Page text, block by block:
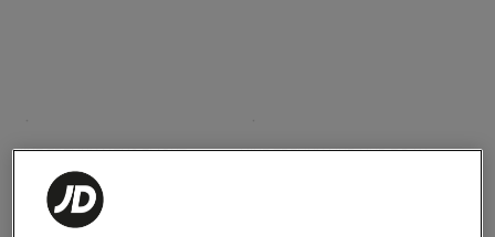
NIKE TRENKY MENS FLIGHT
COTTON ESST 3PK BB
40,00 €
NIKE TRENKY NHB NHB E DAY